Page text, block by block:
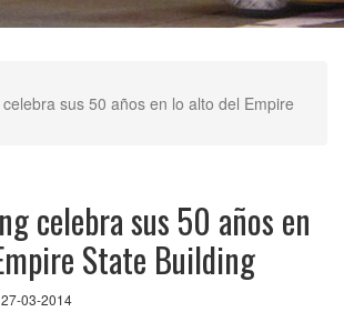
sus 50 años en lo alto del Empire
celebra sus 50 años en
State Building
03-2014